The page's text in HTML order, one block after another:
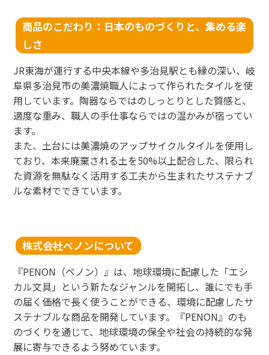
商品のこだわり：日本のものづくりと、集める楽
しさ
JR東海が運行する中央本線や多治見駅とも縁の深い、岐
阜県多治見市の美濃焼職人によって作られたタイルを使
用しています。陶器ならではのしっとりとした質感と、
適度な重み、職人の手仕事ならではの温かみが宿ってい
ます。
また、土台には美濃焼のアップサイクルタイルを使用し
ており、本来廃棄される土を50%以上配合した、限られ
た資源を無駄なく活用する工夫から生まれたサステナブ
ルな素材でできています。
株式会社ぺノンについて
『PENON（ペノン）』は、地球環境に配慮した「エシ
カル文具」という新たなジャンルを開拓し、誰にでも手
の届く価格で長く使うことができる、環境に配慮したサ
ステナブルな商品を開発しています。『PENON』のも
のづくりを通じて、地球環境の保全や社会の持続的な発
展に寄与できるよう努めています。